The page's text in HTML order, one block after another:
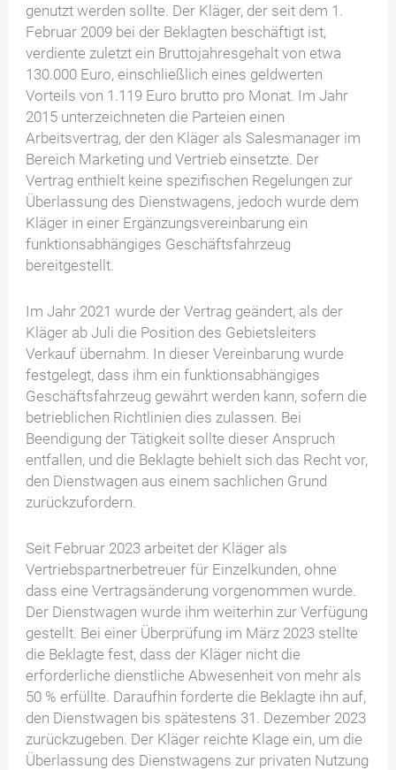
genutzt werden sollte. Der Kläger, der seit dem 1.
Februar 2009 bei der Beklagten beschäftigt ist,
verdiente zuletzt ein Bruttojahresgehalt von etwa
130.000 Euro, einschließlich eines geldwerten
Vorteils von 1.119 Euro brutto pro Monat. Im Jahr
2015 unterzeichneten die Parteien einen
Arbeitsvertrag, der den Kläger als Salesmanager im
Bereich Marketing und Vertrieb einsetzte. Der
Vertrag enthielt keine spezifischen Regelungen zur
Überlassung des Dienstwagens, jedoch wurde dem
Kläger in einer Ergänzungsvereinbarung ein
funktionsabhängiges Geschäftsfahrzeug
bereitgestellt.
Im Jahr 2021 wurde der Vertrag geändert, als der
Kläger ab Juli die Position des Gebietsleiters
Verkauf übernahm. In dieser Vereinbarung wurde
festgelegt, dass ihm ein funktionsabhängiges
Geschäftsfahrzeug gewährt werden kann, sofern die
betrieblichen Richtlinien dies zulassen. Bei
Beendigung der Tätigkeit sollte dieser Anspruch
entfallen, und die Beklagte behielt sich das Recht vor,
den Dienstwagen aus einem sachlichen Grund
zurückzufordern.
Seit Februar 2023 arbeitet der Kläger als
Vertriebspartnerbetreuer für Einzelkunden, ohne
dass eine Vertragsänderung vorgenommen wurde.
Der Dienstwagen wurde ihm weiterhin zur Verfügung
gestellt. Bei einer Überprüfung im März 2023 stellte
die Beklagte fest, dass der Kläger nicht die
erforderliche dienstliche Abwesenheit von mehr als
50 % erfüllte. Daraufhin forderte die Beklagte ihn auf,
den Dienstwagen bis spätestens 31. Dezember 2023
zurückzugeben. Der Kläger reichte Klage ein, um die
Überlassung des Dienstwagens zur privaten Nutzung